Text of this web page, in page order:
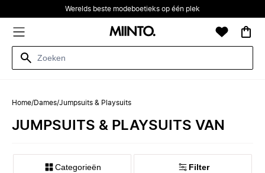
Werelds beste modeboetieks op één plek
Home/Dames/Jumpsuits & Playsuits
JUMPSUITS & PLAYSUITS VAN
Categorieën Filter